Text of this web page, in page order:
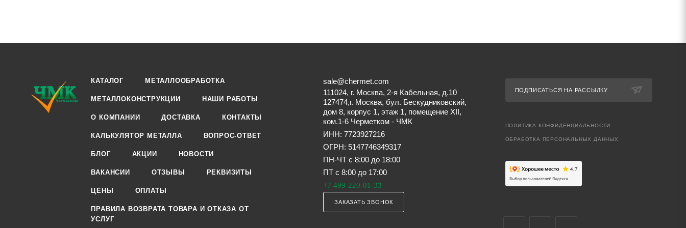
КАТАЛОГ МЕТАЛЛООБРАБОТКА
МЕТАЛЛОКОНСТРУКЦИИ НАШИ РАБОТЫ
О КОМПАНИИ ДОСТАВКА КОНТАКТЫ
КАЛЬКУЛЯТОР МЕТАЛЛА ВОПРОС-ОТВЕТ
БЛОГ АКЦИИ НОВОСТИ
ВАКАНСИИ ОТЗЫВЫ РЕКВИЗИТЫ
ЦЕНЫ ОПЛАТЫ
ПРАВИЛА ВОЗВРАТА ТОВАРА И ОТКАЗА ОТ
УСЛУГ
sale@chermet.com
111024, г. Москва, 2-я Кабельная, д.10
127474,г. Москва, бул. Бескудниковский,
дом 8, корпус 1, этаж 1, помещение XII,
ком.1-6 Черметком - ЧМК
ИНН: 7723927216
ОГРН: 5147746349317
ПН-ЧТ с 8:00 до 18:00
ПТ с 8:00 до 17:00
+7 499-220-01-33
ЗАКАЗАТЬ ЗВОНОК
ПОДПИСАТЬСЯ НА РАССЫЛКУ
ПОЛИТИКА КОНФИДЕНЦИАЛЬНОСТИ
ОБРАБОТКА ПЕРСОНАЛЬНЫХ ДАННЫХ